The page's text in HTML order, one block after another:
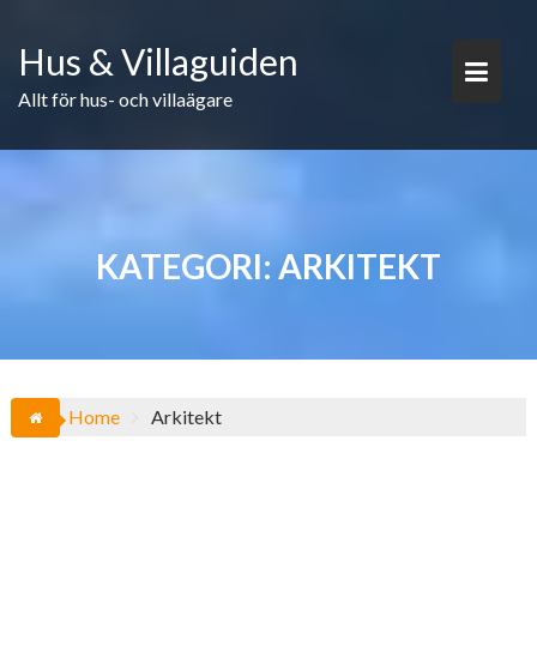
content
Hus & Villaguiden
Allt för hus- och villaägare
KATEGORI: ARKITEKT
Home Arkitekt